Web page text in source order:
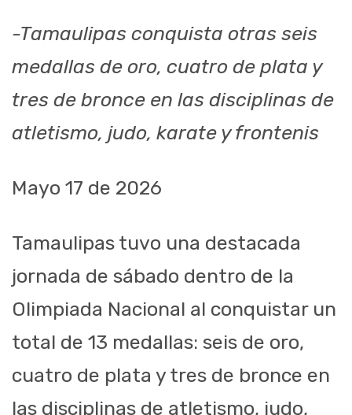
-Tamaulipas conquista otras seis
medallas de oro, cuatro de plata y
tres de bronce en las disciplinas de
atletismo, judo, karate y frontenis
Mayo 17 de 2026
Tamaulipas tuvo una destacada
jornada de sábado dentro de la
Olimpiada Nacional al conquistar un
total de 13 medallas: seis de oro,
cuatro de plata y tres de bronce en
las disciplinas de atletismo, judo,